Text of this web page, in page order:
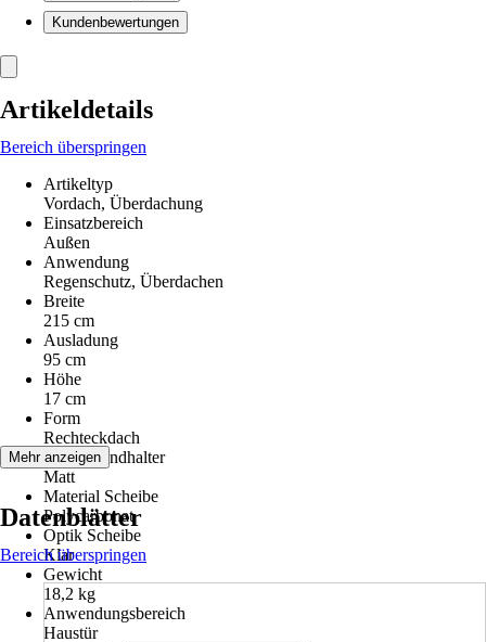
Kundenbewertungen
Artikeldetails
Bereich überspringen
Artikeltyp
Vordach, Überdachung
Einsatzbereich
Außen
Anwendung
Regenschutz, Überdachen
Breite
215 cm
Ausladung
95 cm
Höhe
17 cm
Form
Rechteckdach
Optik Wandhalter
Matt
Material Scheibe
Polycarbonat
Optik Scheibe
Klar
Gewicht
18,2 kg
Anwendungsbereich
Haustür
Mehr anzeigen
Datenblätter
Bereich überspringen